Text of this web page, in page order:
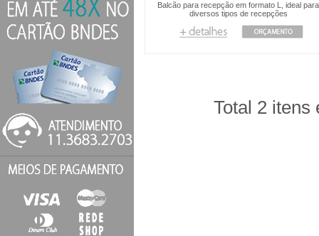
Balcão para recepção em formato L, ideal para
diversos tipos de recepções
Total 2